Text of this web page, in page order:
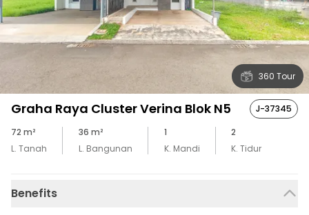
360 Tour
Graha Raya Cluster Verina Blok N5
J-37345
72 m²
L. Tanah
36 m²
L. Bangunan
1
K. Mandi
2
K. Tidur
Benefits